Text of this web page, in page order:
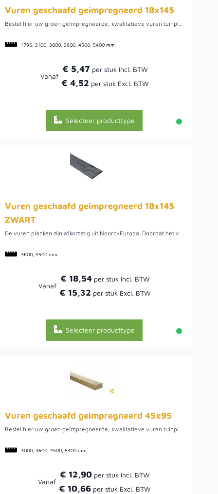
Vuren geschaafd geimpregneerd 18x145
Bestel hier uw groen geïmpregneerde, kwalitatieve vuren tuinplank uit Noord-Europa. We hebben een ruime voorraad in diverse lengtes. Het ruime assortiment maakt het mogelijk om de verschillende lengtes te combineren om een optimaal zaagrendement te behalen. Dit hout biedt een mooie tuinplank om verschillende werkzaamheden mee uit te voeren, zo kunt u het bijvoorbeeld gebruiken voor uw tuinpoort of schutting, maar ook voor een plantenbak of mooie afrastering. Doordat het vurenhout uit Noord-Europa komt, is het van een mooie kwaliteit. Hier kan het hout namelijk rustig groeien wat uiteindelijk een rustige en stabiele plank oplevert.
1795, 2100, 3000, 3600, 4500, 5400 mm
Vanaf
€ 5,47
€ 4,52
Selecteer producttype
Vuren geschaafd geimpregneerd 18x145
ZWART
De vuren planken zijn afkomstig uit Noord-Europa. Doordat het vurenhout uit Noord-Europa komt, is het van een mooie kwaliteit. Hier kan het hout namelijk rustig groeien wat uiteindelijk een rustige en stabiele plank oplevert.De planken worden eerst geïmpregneerd voor een langere levensduur, hierna worden ze zwart gespoten. Deze planken worden toegepast o.a. als schutting planken of poortdeuren (hiervoor hebben wij ook speciale zwarte poortframes).Dit geeft een chique uitstraling aan uw tuin.
3600, 4500 mm
Vanaf
€ 18,54
€ 15,32
Selecteer producttype
Vuren geschaafd geimpregneerd 45x95
Bestel hier uw groen geïmpregneerde, kwalitatieve vuren tuinplank uit Noord-Europa. We hebben een ruime voorraad in diverse lengtes, zoals 3.00, 3.60, 4.50 en 5.40 meter. Het ruime assortiment maakt het mogelijk om de verschillende lengtes te combineren om een optimaal zaagrendement te behalen. Doordat het vurenhout uit Noord-Europa komt, is het van een mooie kwaliteit. Hier kan het hout namelijk rustig groeien wat uiteindelijk een rustige en stabiele plank oplevert.
3000, 3600, 4500, 5400 mm
Vanaf
€ 12,90
€ 10,66